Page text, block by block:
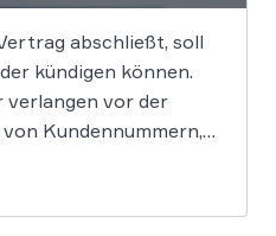
abschließt, soll
kündigen können.
verlangen vor der
Kundennummern,
nun in zwei
diese Praxis gegen die